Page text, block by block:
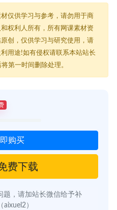
仅供学习与参考，请勿用于商
权利人所有，所有网课素材资
创，仅供学习与研究使用，请
用途!如有侵权请联系本站站长
第一时间删除处理。
购买
费下载
题，请加站长微信给予补
）